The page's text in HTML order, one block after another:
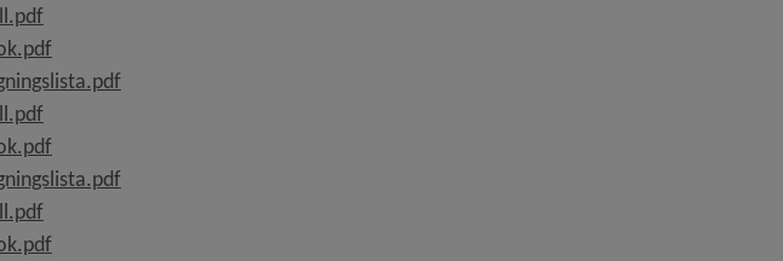
, 194.4 kB, öppnas i nytt fönster.
, 2.1 MB, öppnas i nytt fönster.
, 135.6 kB, öppnas i nytt fönster.
, 46.3 kB, öppnas i nytt fönster.
, 76.6 kB, öppnas i nytt fönster.
, 80.2 kB, öppnas i nytt fönster.
, 63.3 kB, öppnas i nytt fönster.
, 18.8 MB, öppnas i nytt fönster.